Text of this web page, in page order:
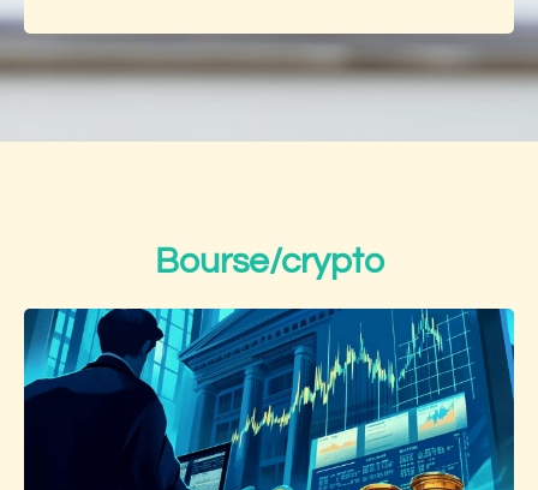
Bourse/crypto